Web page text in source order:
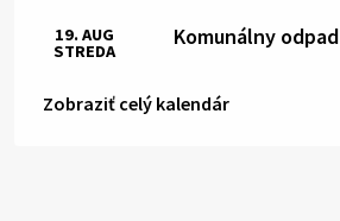
Komunálny odpad
19. AUG
STREDA
Zobraziť celý kalendár